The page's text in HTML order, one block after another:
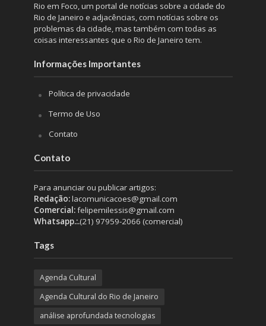
Rio em Foco, um portal de notícias sobre a cidade do
Rio de Janeiro e adjacências, com notícias sobre os
problemas da cidade, mas também com todas as
coisas interessantes que o Rio de Janeiro tem.
Informações Importantes
Política de privacidade
Termo de Uso
Contato
Contato
Para anunciar ou publicar artigos:
Redação:lacomunicacoes@gmail.com
Comercial:felipemilessis@gmail.com
Whatsapp.:.(21) 97959-2066 (comercial)
Tags
Agenda Cultural
Agenda Cultural do Rio de Janeiro
análise aprofundada tecnologias